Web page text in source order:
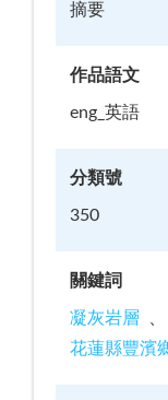
摘要
作品語文
eng_英語
分類號
350
關鍵詞
凝灰岩層
花蓮縣豐濱